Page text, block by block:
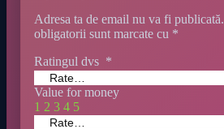
Adresa ta de email nu va fi publicată.
obligatorii sunt marcate cu *
Ratingul dvs *
Value for money
1 2 3 4 5